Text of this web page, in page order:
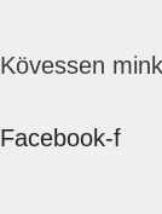
Kövessen
Facebook-f